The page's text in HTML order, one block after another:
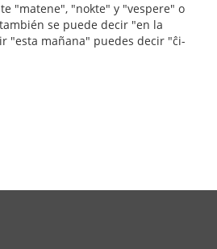
"matene", "nokte" y "vespere" o
se puede decir "en la
"esta mañana" puedes decir "ĉi-